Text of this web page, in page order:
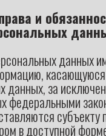
и
данных
данных, за
федеральными
субъекту
в доступной